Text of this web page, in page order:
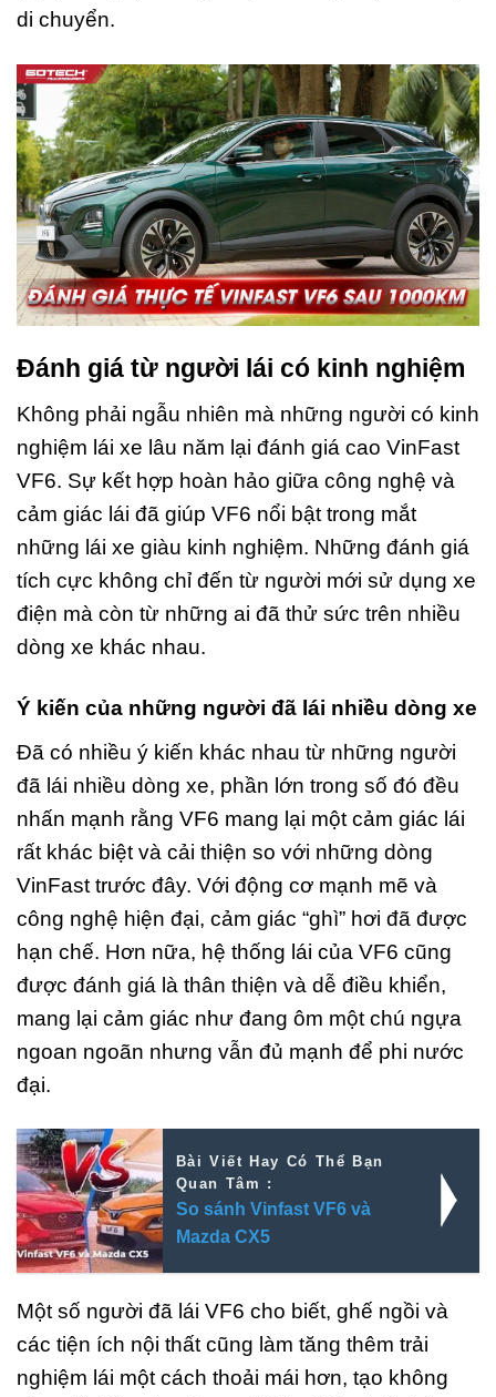
di chuyển.
Đánh giá từ người lái có kinh nghiệm
Không phải ngẫu nhiên mà những người có kinh
nghiệm lái xe lâu năm lại đánh giá cao VinFast
VF6. Sự kết hợp hoàn hảo giữa công nghệ và
cảm giác lái đã giúp VF6 nổi bật trong mắt
những lái xe giàu kinh nghiệm. Những đánh giá
tích cực không chỉ đến từ người mới sử dụng xe
điện mà còn từ những ai đã thử sức trên nhiều
dòng xe khác nhau.
Ý kiến của những người đã lái nhiều dòng xe
Đã có nhiều ý kiến khác nhau từ những người
đã lái nhiều dòng xe, phần lớn trong số đó đều
nhấn mạnh rằng VF6 mang lại một cảm giác lái
rất khác biệt và cải thiện so với những dòng
VinFast trước đây. Với động cơ mạnh mẽ và
công nghệ hiện đại, cảm giác “ghì” hơi đã được
hạn chế. Hơn nữa, hệ thống lái của VF6 cũng
được đánh giá là thân thiện và dễ điều khiển,
mang lại cảm giác như đang ôm một chú ngựa
ngoan ngoãn nhưng vẫn đủ mạnh để phi nước
đại.
Bài Viết Hay Có Thể Bạn
Quan Tâm :
So sánh Vinfast VF6 và
Mazda CX5
Một số người đã lái VF6 cho biết, ghế ngồi và
các tiện ích nội thất cũng làm tăng thêm trải
nghiệm lái một cách thoải mái hơn, tạo không